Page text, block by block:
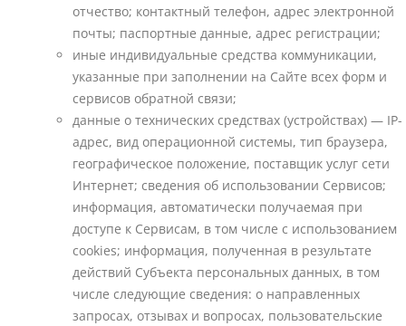
отчество; контактный телефон, адрес электронной
почты; паспортные данные, адрес регистрации;
иные индивидуальные средства коммуникации,
указанные при заполнении на Сайте всех форм и
сервисов обратной связи;
данные о технических средствах (устройствах) — IP-
адрес, вид операционной системы, тип браузера,
географическое положение, поставщик услуг сети
Интернет; сведения об использовании Сервисов;
информация, автоматически получаемая при
доступе к Сервисам, в том числе с использованием
cookies; информация, полученная в результате
действий Субъекта персональных данных, в том
числе следующие сведения: о направленных
запросах, отзывах и вопросах, пользовательские